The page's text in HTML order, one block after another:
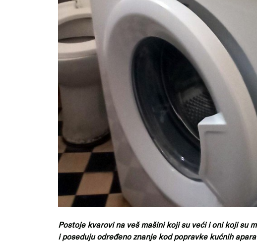
Postoje kvarovi na veš mašini koji su veći i oni koji su
i poseduju određeno znanje kod popravke kućnih